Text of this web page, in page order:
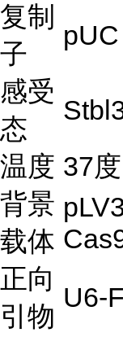
复制
子
pUC
感受
态
温度 37度
背景
载体
正向
引物
U6-F